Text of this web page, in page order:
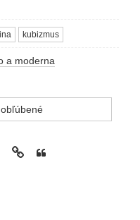
kubizmus
a moderna